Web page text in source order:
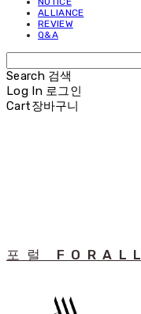
ALLIANCE
REVIEW
Q&A
Search 검색
Log In 로그인
Cart장바구니
포럴 FORALL